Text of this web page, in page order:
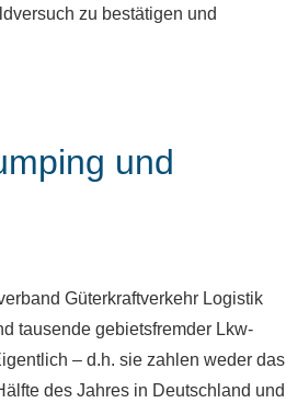
zu bestätigen und
und
Güterkraftverkehr Logistik
tausende gebietsfremder Lkw-
– d.h. sie zahlen weder das
des Jahres in Deutschland und